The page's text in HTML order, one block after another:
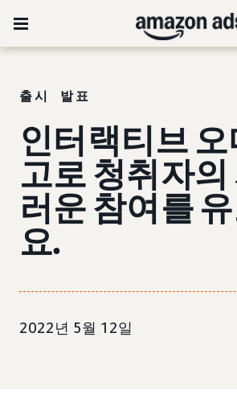
출시 발표
인터랙티브
고로 청취자
러운 참여를
요.
2022년 5월 12일